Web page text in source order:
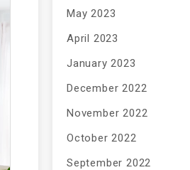
May 2023
April 2023
January 2023
December 2022
November 2022
October 2022
September 2022